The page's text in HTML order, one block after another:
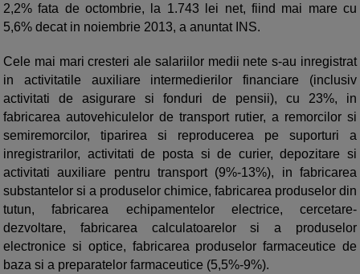
2,2% fata de octombrie, la 1.743 lei net, fiind mai mare cu
5,6% decat in noiembrie 2013, a anuntat INS.
Cele mai mari cresteri ale salariilor medii nete s-au inregistrat
in activitatile auxiliare intermedierilor financiare (inclusiv
activitati de asigurare si fonduri de pensii), cu 23%, in
fabricarea autovehiculelor de transport rutier, a remorcilor si
semiremorcilor, tiparirea si reproducerea pe suporturi a
inregistrarilor, activitati de posta si de curier, depozitare si
activitati auxiliare pentru transport (9%-13%), in fabricarea
substantelor si a produselor chimice, fabricarea produselor din
tutun, fabricarea echipamentelor electrice, cercetare-
dezvoltare, fabricarea calculatoarelor si a produselor
electronice si optice, fabricarea produselor farmaceutice de
baza si a preparatelor farmaceutice (5,5%-9%).